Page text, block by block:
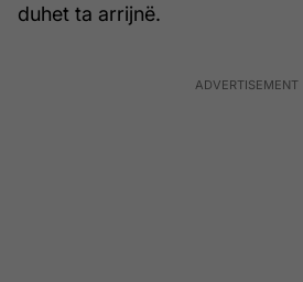
duhet ta arrijnë.